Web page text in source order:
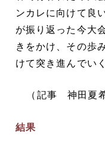
ンカレに向けて良
が振り返った今大
きをかけ、その歩
けて突き進んでいく
（記事 神田夏
結果